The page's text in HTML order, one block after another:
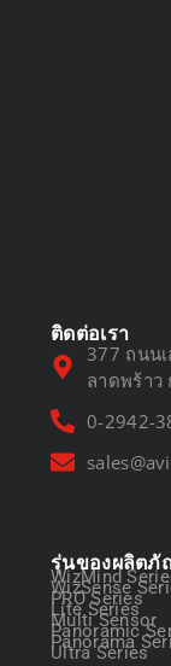
ติดต่อเรา
377 ถนน
ลาดพร้าว
0-2942-
รุ่นของผลิต
WizMind
WizSense
PRO Series
Lite Series
Multi Sensor
Panoramic
Panorama
Ultra Series